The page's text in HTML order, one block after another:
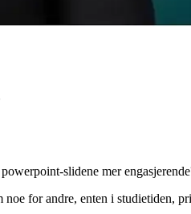
slidene mer
for andre, enten i studietiden,